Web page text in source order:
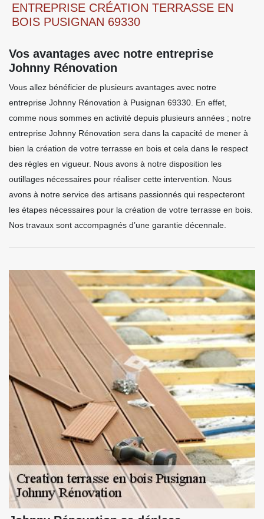
ENTREPRISE CRÉATION TERRASSE EN
BOIS PUSIGNAN 69330
Vos avantages avec notre entreprise
Johnny Rénovation
Vous allez bénéficier de plusieurs avantages avec notre
entreprise Johnny Rénovation à Pusignan 69330. En effet,
comme nous sommes en activité depuis plusieurs années ; notre
entreprise Johnny Rénovation sera dans la capacité de mener à
bien la création de votre terrasse en bois et cela dans le respect
des règles en vigueur. Nous avons à notre disposition les
outillages nécessaires pour réaliser cette intervention. Nous
avons à notre service des artisans passionnés qui respecteront
les étapes nécessaires pour la création de votre terrasse en bois.
Nos travaux sont accompagnés d’une garantie décennale.